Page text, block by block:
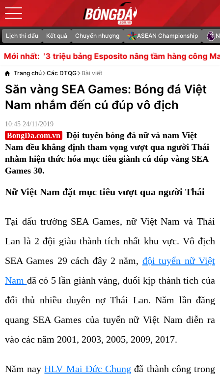
Lịch thi đấu Kết quả Chuyển nhượng ASEAN Championship
Mới nhất:
Esposito nâng tầm hàng công Man Utd Chuyên gia
Trang chủ Các ĐTQG Bài viết
Săn vàng SEA Games: Bóng đá Việt
Nam nhắm đến cú đúp vô địch
10:45 24/11/2019
BongDa.com.vn
Đội tuyển bóng đá nữ và nam Việt
Nam đều khẳng định tham vọng vượt qua người Thái
nhằm hiện thức hóa mục tiêu giành cú đúp vàng SEA
Games 30.
Nữ Việt Nam đặt mục tiêu vượt qua người Thái
Tại đấu trường SEA Games, nữ Việt Nam và Thái
Lan là 2 đội giàu thành tích nhất khu vực. Vô địch
SEA Games 29 cách đây 2 năm, đội tuyển nữ Việt
Nam đã có 5 lần giành vàng, đuổi kịp thành tích của
đối thủ nhiều duyên nợ Thái Lan. Năm lần đăng
quang SEA Games của tuyển nữ Việt Nam diễn ra
vào các năm 2001, 2003, 2005, 2009, 2017.
Năm nayHLV Mai Đức Chung đã thành công trong